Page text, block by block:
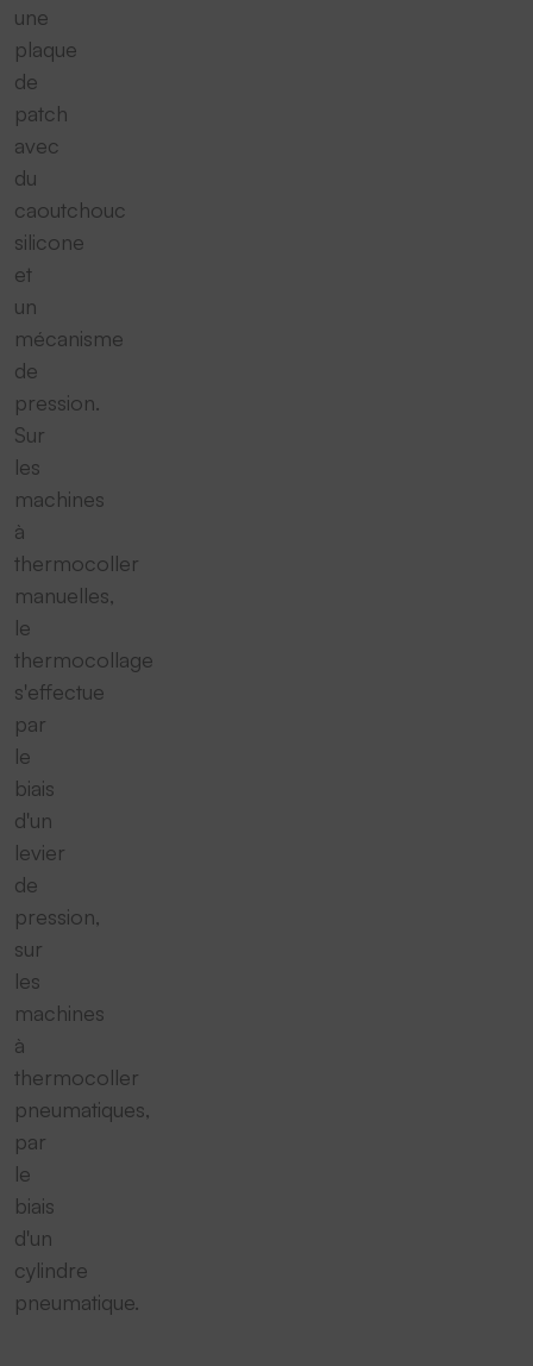
une
plaque
de
patch
avec
du
caoutchouc
silicone
et
un
mécanisme
de
pression.
Sur
les
machines
à
thermocoller
manuelles,
le
thermocollage
s'effectue
par
le
biais
d'un
levier
de
pression,
sur
les
machines
à
thermocoller
pneumatiques,
par
le
biais
d'un
cylindre
pneumatique.